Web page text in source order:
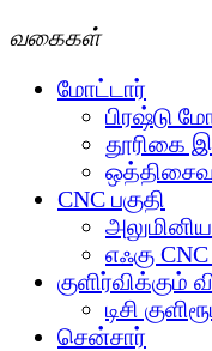
வகைகள்
மோட்டார்
பிரஷ்டு
தூரிகை
CNC பகுதி
எஃகு
குளிர்விக்கும்
டிசி
சென்சார்